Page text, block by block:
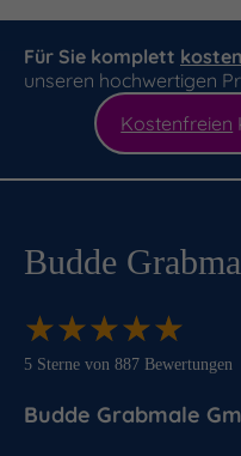
Für Sie komplett
unseren hochwertigen
Kostenfreien
Budde
★★★★★
★★★★★
5 Sterne von 887 Bewertungen
Budde Grabmale